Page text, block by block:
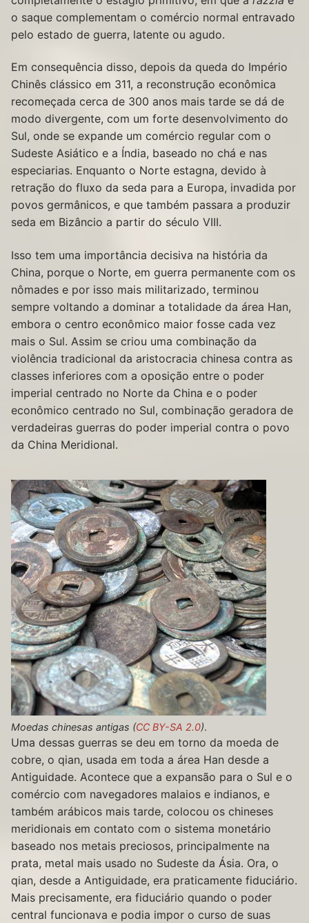
o saque complementam o comércio normal entravado
pelo estado de guerra, latente ou agudo.
Em consequência disso, depois da queda do Império
Chinês clássico em 311, a reconstrução econômica
recomeçada cerca de 300 anos mais tarde se dá de
modo divergente, com um forte desenvolvimento do
Sul, onde se expande um comércio regular com o
Sudeste Asiático e a Índia, baseado no chá e nas
especiarias. Enquanto o Norte estagna, devido à
retração do fluxo da seda para a Europa, invadida por
povos germânicos, e que também passara a produzir
seda em Bizâncio a partir do século VIII.
Isso tem uma importância decisiva na história da
China, porque o Norte, em guerra permanente com os
nômades e por isso mais militarizado, terminou
sempre voltando a dominar a totalidade da área Han,
embora o centro econômico maior fosse cada vez
mais o Sul. Assim se criou uma combinação da
violência tradicional da aristocracia chinesa contra as
classes inferiores com a oposição entre o poder
imperial centrado no Norte da China e o poder
econômico centrado no Sul, combinação geradora de
verdadeiras guerras do poder imperial contra o povo
da China Meridional.
Moedas chinesas antigas (CC BY-SA 2.0).
Uma dessas guerras se deu em torno da moeda de
cobre, o qian, usada em toda a área Han desde a
Antiguidade. Acontece que a expansão para o Sul e o
comércio com navegadores malaios e indianos, e
também arábicos mais tarde, colocou os chineses
meridionais em contato com o sistema monetário
baseado nos metais preciosos, principalmente na
prata, metal mais usado no Sudeste da Ásia. Ora, o
qian, desde a Antiguidade, era praticamente fiduciário.
Mais precisamente, era fiduciário quando o poder
central funcionava e podia impor o curso de suas